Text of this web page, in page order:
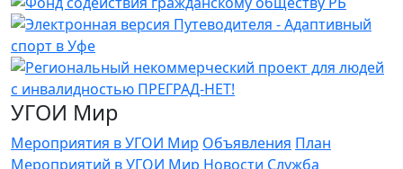
УГОИ Мир
Мероприятия в УГОИ Мир Объявления План
Мероприятий в УГОИ Мир Новости Служба